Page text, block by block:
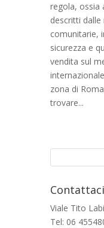
regola, ossia
descritti
comunitarie,
sicurezza e
vendita sul
zona di
trovare...
Contattaci
Viale Tito
Tel: 06